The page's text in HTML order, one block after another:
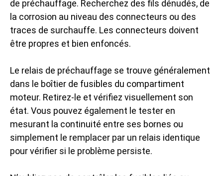
de préchauffage. Recherchez des fils dénudés, de
la corrosion au niveau des connecteurs ou des
traces de surchauffe. Les connecteurs doivent
être propres et bien enfoncés.
Le relais de préchauffage se trouve généralement
dans le boîtier de fusibles du compartiment
moteur. Retirez-le et vérifiez visuellement son
état. Vous pouvez également le tester en
mesurant la continuité entre ses bornes ou
simplement le remplacer par un relais identique
pour vérifier si le problème persiste.